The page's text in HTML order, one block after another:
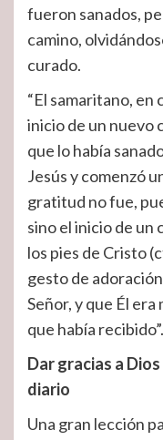
fueron sanados,
camino,
curado.
“El samaritano, en
inicio de un nuevo
que lo había
Jesús y comenzó
gratitud no fue,
sino el inicio de un
los pies de Cristo
gesto de
Señor, y que Él
que había recibido”.
Dar gracias a
diario
Una gran lección